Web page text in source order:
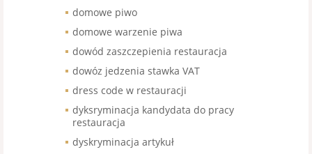
domowe piwo
domowe warzenie piwa
dowód zaszczepienia restauracja
dowóz jedzenia stawka VAT
dress code w restauracji
dyksryminacja kandydata do pracy
restauracja
dyskryminacja artykuł